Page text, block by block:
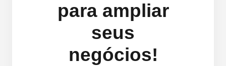
para ampliar
seus
negócios!